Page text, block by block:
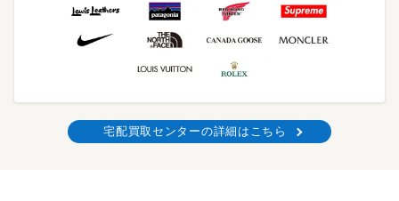
宅配買取センターの詳細はこちら